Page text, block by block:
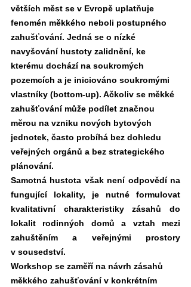
větších měst se v Evropě uplatňuje
fenomén měkkého neboli postupného
zahušťování. Jedná se o nízké
navyšování hustoty zalidnění, ke
kterému dochází na soukromých
pozemcích a je iniciováno soukromými
vlastníky (bottom-up). Ačkoliv se měkké
zahušťování může podílet značnou
měrou na vzniku nových bytových
jednotek, často probíhá bez dohledu
veřejných orgánů a bez strategického
plánování.
Samotná hustota však není odpovědí na
fungující lokality, je nutné formulovat
kvalitativní charakteristiky zásahů do
lokalit rodinných domů a vztah mezi
zahuštěním a veřejnými prostory
v sousedství.
Workshop se zaměří na návrh zásahů
měkkého zahušťování v konkrétním